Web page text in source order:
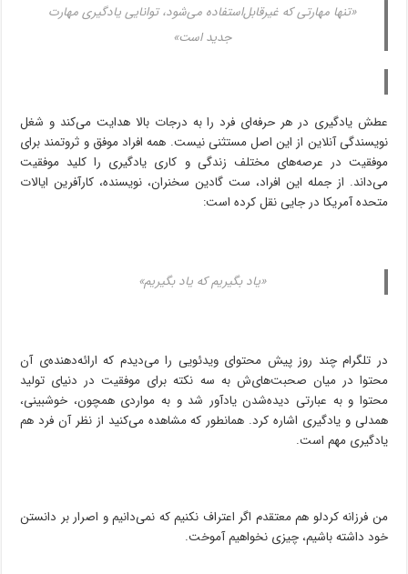
«تنها مهارتی که غیرقابل‌استفاده می‌شود، توانایی یادگیری مهارت
جدید است»
عطش یادگیری در هر حرفه‌ای فرد را به درجات بالا هدایت می‌کند و شغل
نویسندگی آنلاین از این اصل مستثنی نیست. همه افراد موفق و ثروتمند برای
موفقیت در عرصه‌های مختلف زندگی و کاری یادگیری را کلید موفقیت
می‌داند. از جمله این افراد، ست گادین سخنران، نویسنده، کارآفرین ایالات
‌متحده آمریکا در جایی نقل کرده است:
«یاد بگیریم که یاد بگیریم»
در تلگرام چند روز پیش محتوای ویدئویی را می‌دیدم که ارائه‌دهنده‌ی آن
محتوا در میان صحبت‌های‌ش به سه نکته برای موفقیت در دنیای تولید
محتوا و به عبارتی دیده‌شدن یادآور شد و به مواردی همچون، خوش‍بینی،
همدلی و یادگیری اشاره کرد. همانطور که مشاهده می‌کنید از نظر آن فرد هم
یادگیری مهم است.
من فرزانه کردلو هم معتقدم اگر اعتراف نکنیم که نمی‌دانیم و اصرار بر دانستن
خود داشته باشیم، چیزی نخواهیم آموخت.